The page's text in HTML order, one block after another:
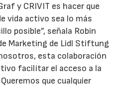
y CRIVIT es hacer que
vida activo sea lo más
posible”, señala Robin
Marketing de Lidl Stiftung
esta colaboración
facilitar el acceso a la
que cualquier